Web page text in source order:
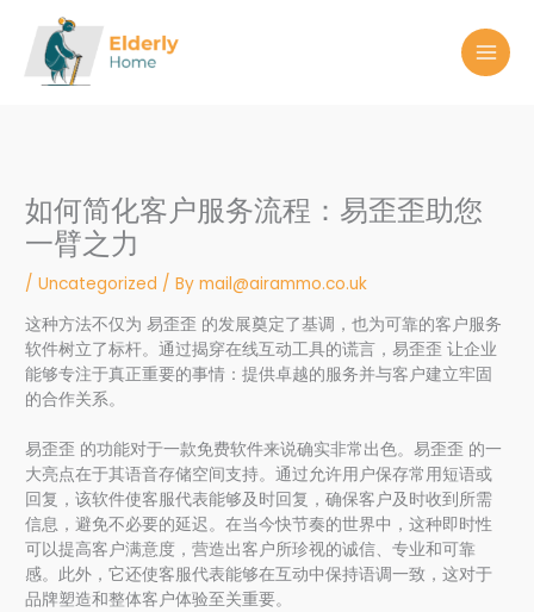
content
如何简化客户服务流程：易歪歪助您
一臂之力
/Uncategorized / Bymail@airammo.co.uk
这种方法不仅为 易歪歪 的发展奠定了基调，也为可靠的客户服务
软件树立了标杆。通过揭穿在线互动工具的谎言，易歪歪 让企业
能够专注于真正重要的事情：提供卓越的服务并与客户建立牢固
的合作关系。
易歪歪 的功能对于一款免费软件来说确实非常出色。易歪歪 的一
大亮点在于其语音存储空间支持。通过允许用户保存常用短语或
回复，该软件使客服代表能够及时回复，确保客户及时收到所需
信息，避免不必要的延迟。在当今快节奏的世界中，这种即时性
可以提高客户满意度，营造出客户所珍视的诚信、专业和可靠
感。此外，它还使客服代表能够在互动中保持语调一致，这对于
品牌塑造和整体客户体验至关重要。